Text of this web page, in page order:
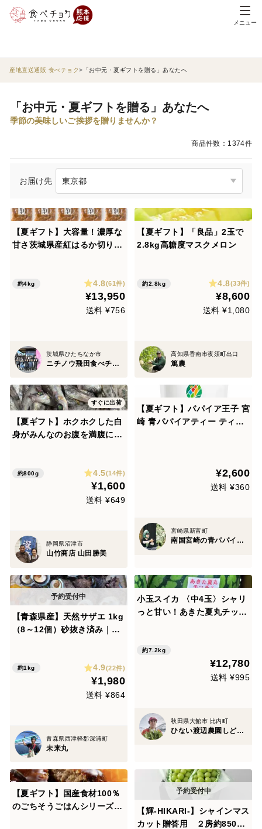
メニュー
産地直送通販 食べチョク 「お中元・夏ギフトを贈る」あなたへ
「お中元・夏ギフトを贈る」あなたへ
季節の美味しいご挨拶を贈りませんか？
商品件数：1374件
お届け先
【夏ギフト】大容量！濃厚な
甘さ茨城県産紅はるか切り落
約4kg 4.8(61件)
¥13,950
送料 ¥756
茨城県ひたちなか市
ニチノウ飛田食べチョク店
【夏ギフト】「良品」2玉で
2.8kg高糖度マスクメロン
約2.8kg 4.8(33件)
¥8,600
送料 ¥1,080
高知県香南市夜須町出口
篤農
すぐに出荷
【夏ギフト】ホクホクした白
身がみんなのお腹を満腹にす
約800g 4.5(14件)
¥1,600
送料 ¥649
静岡県沼津市
山竹商店 山田勝美
【夏ギフト】パパイア王子 宮
崎 青パパイアティー ティー
¥2,600
送料 ¥360
宮崎県新富町
南国宮崎の青パパイヤ専門店 パパイア王子
【青森県産】天然サザエ 1kg
（8～12個）砂抜き済み｜壺
約1kg 4.9(22件)
¥1,980
送料 ¥864
青森県西津軽郡深浦町
未来丸
小玉スイカ 〈中4玉〉シャリ
っと甘い！あきた夏丸チッチ
約7.2kg
¥12,780
送料 ¥995
秋田県大館市 比内町
ひない渡辺農園しどけ村
【夏ギフト】国産食材100％
のごちそうごはんシリーズ
【輝-HIKARI-】シャインマス
カット贈答用 ２房約850g